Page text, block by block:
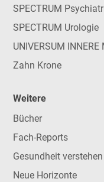
SPECTRUM
SPECTRUM Urologie
UNIVERSUM INNERE
Zahn Krone
Weitere
Bücher
Fach-Reports
Gesundheit verstehen
Neue Horizonte